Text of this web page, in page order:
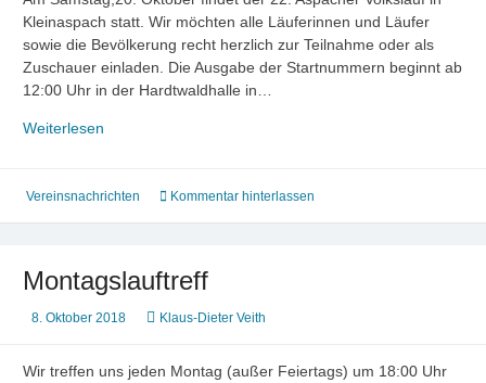
Kleinaspach statt. Wir möchten alle Läuferinnen und Läufer
sowie die Bevölkerung recht herzlich zur Teilnahme oder als
Zuschauer einladen. Die Ausgabe der Startnummern beginnt ab
12:00 Uhr in der Hardtwaldhalle in…
Weiterlesen
zum
Vereinsnachrichten Kommentar hinterlassen
Montagslauftreff
8. Oktober 2018 Klaus-Dieter Veith
Wir treffen uns jeden Montag (außer Feiertags) um 18:00 Uhr